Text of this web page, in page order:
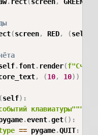
(screen, RED, (self
.font. render(
, (10, 10) )
(self) :
клавиатуры"""
.event.get( ) :
== pygame.QUIT: